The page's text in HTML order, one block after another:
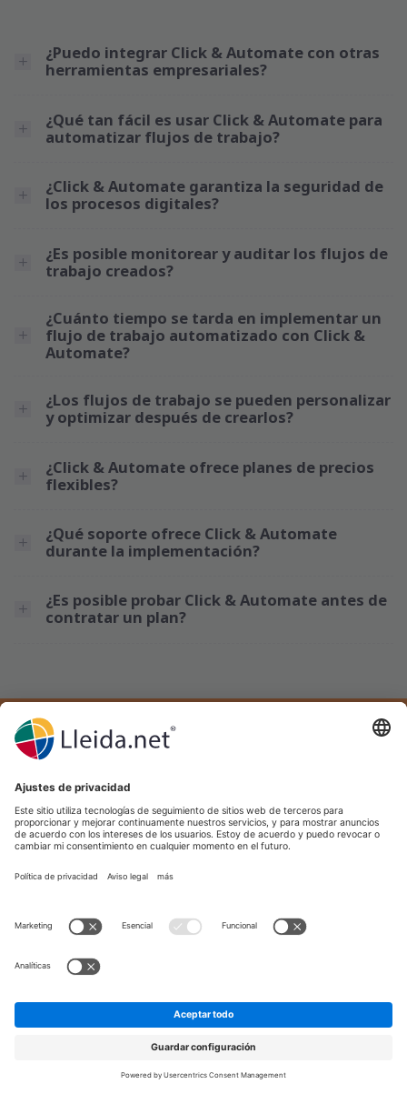
¿Puedo integrar Click & Automate con otras
herramientas empresariales?
¿Qué tan fácil es usar Click & Automate para
automatizar flujos de trabajo?
¿Click & Automate garantiza la seguridad de
los procesos digitales?
¿Es posible monitorear y auditar los flujos de
trabajo creados?
¿Cuánto tiempo se tarda en implementar un
flujo de trabajo automatizado con Click &
Automate?
¿Los flujos de trabajo se pueden personalizar
y optimizar después de crearlos?
¿Click & Automate ofrece planes de precios
flexibles?
¿Qué soporte ofrece Click & Automate
durante la implementación?
¿Es posible probar Click & Automate antes de
contratar un plan?
Descubre la potencia de la
automatización sin
complicaciones.
Reserva una llamada con nuestros expertos o
cómo
Click & Automate
puede adaptarse a
las necesidades únicas de tu empresa.
Reserva una llamada